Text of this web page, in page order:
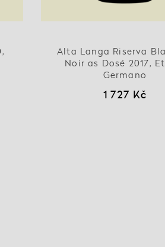
Alta Langa Riserva
Noir as Dosé 2017,
Germano
1 727 Kč